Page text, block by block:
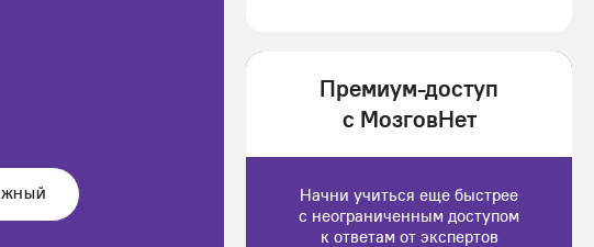
Luluput
Премиум-доступ
с МозговНет
Начни учиться еще быстрее
с неограниченным доступом
к ответам от экспертов